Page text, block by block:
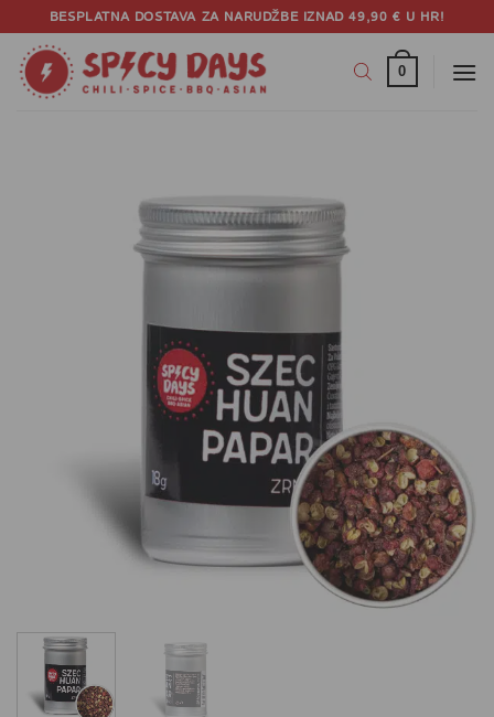
to
content
BESPLATNA DOSTAVA ZA NARUDŽBE IZNAD 49,90 € U HR!
0